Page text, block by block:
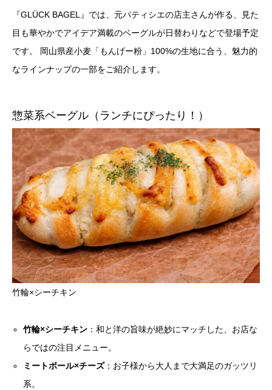
『GLÜCK BAGEL』では、元パティシエの店主さんが作る、見た
目も華やかでアイデア満載のベーグルが日替わりなどで登場予定
です。 岡山県産小麦「もんげー粉」100%の生地に合う、魅力的
なラインナップの一部をご紹介します。
惣菜系ベーグル（ランチにぴったり！）
竹輪×シーチキン
竹輪×シーチキン ：和と洋の旨味が絶妙にマッチした、お店な
らではの注目メニュー。
ミートボール×チーズ：お子様から大人まで大満足のガッツリ
系。